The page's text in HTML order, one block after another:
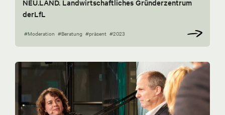
NEU.LAND. Landwirtschaftliches Gründerzentrum
derLfL
#Moderation #Beratung #präsent #2023